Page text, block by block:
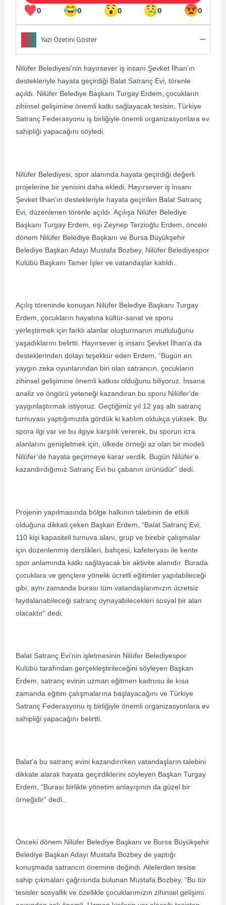
0 0 0 0 0
Yazı Özetini Göster
Özet bulunamadı.
Nilüfer Belediyesi’nin hayırsever iş insanı Şevket İlhan’ın
destekleriyle hayata geçirdiği Balat Satranç Evi, törenle
açıldı. Nilüfer Belediye Başkanı Turgay Erdem, çocukların
zihinsel gelişimine önemli katkı sağlayacak tesisin, Türkiye
Satranç Federasyonu iş birliğiyle önemli organizasyonlara ev
sahipliği yapacağını söyledi.
Nilüfer Belediyesi, spor alanında hayata geçirdiği değerli
projelerine bir yenisini daha ekledi. Hayırsever iş insanı
Şevket İlhan’ın destekleriyle hayata geçirilen Balat Satranç
Evi, düzenlenen törenle açıldı. Açılışa Nilüfer Belediye
Başkanı Turgay Erdem, eşi Zeynep Terzioğlu Erdem, önceki
dönem Nilüfer Belediye Başkanı ve Bursa Büyükşehir
Belediye Başkan Adayı Mustafa Bozbey, Nilüfer Belediyespor
Kulübü Başkanı Tamer İşler ve vatandaşlar katıldı.
Açılış töreninde konuşan Nilüfer Belediye Başkanı Turgay
Erdem, çocukların hayatına kültür-sanat ve sporu
yerleştirmek için farklı alanlar oluşturmanın mutluluğunu
yaşadıklarını belirtti. Hayırsever iş insanı Şevket İlhan’a da
desteklerinden dolayı teşekkür eden Erdem, “Bugün en
yaygın zeka oyunlarından biri olan satrancın, çocukların
zihinsel gelişimine önemli katkısı olduğunu biliyoruz. İnsana
analiz ve öngörü yeteneği kazandıran bu sporu Nilüfer’de
yaygınlaştırmak istiyoruz. Geçtiğimiz yıl 12 yaş altı satranç
turnuvası yaptığımızda gördük ki katılım oldukça yüksek. Bu
spora ilgi var ve bu ilgiye karşılık vererek, bu sporun icra
alanlarını genişletmek için, ülkede örneği az olan bir modeli
Nilüfer’de hayata geçirmeye karar verdik. Bugün Nilüfer’e
kazandırdığımız Satranç Evi bu çabanın ürünüdür” dedi.
Projenin yapılmasında bölge halkının talebinin de etkili
olduğuna dikkati çeken Başkan Erdem, “Balat Satranç Evi,
110 kişi kapasiteli turnuva alanı, grup ve birebir çalışmalar
için düzenlenmiş derslikleri, bahçesi, kafeteryası ile kente
spor anlamında katkı sağlayacak bir aktivite alanıdır. Burada
çocuklara ve gençlere yönelik ücretli eğitimler yapılabileceği
gibi, aynı zamanda burası tüm vatandaşlarımızın ücretsiz
faydalanabileceği satranç oynayabilecekleri sosyal bir alan
olacaktır” dedi.
Balat Satranç Evi’nin işletmesinin Nilüfer Belediyespor
Kulübü tarafından gerçekleştirileceğini söyleyen Başkan
Erdem, satranç evinin uzman eğitmen kadrosu ile kısa
zamanda eğitim çalışmalarına başlayacağını ve Türkiye
Satranç Federasyonu iş birliğiyle önemli organizasyonlara ev
sahipliği yapacağını belirtti.
Balat’a bu satranç evini kazandırırken vatandaşların talebini
dikkate alarak hayata geçirdiklerini söyleyen Başkan Turgay
Erdem, “Burası birlikte yönetim anlayışının da güzel bir
örneğidir” dedi..
Önceki dönem Nilüfer Belediye Başkanı ve Bursa Büyükşehir
Belediye Başkan Adayı Mustafa Bozbey de yaptığı
konuşmada satrancın önemine değindi. Ailelerden tesise
sahip çıkmaları çağrısında bulunan Mustafa Bozbey, “Bu tür
tesisler sosyallik ve özellikle çocuklarımızın zihinsel gelişimi